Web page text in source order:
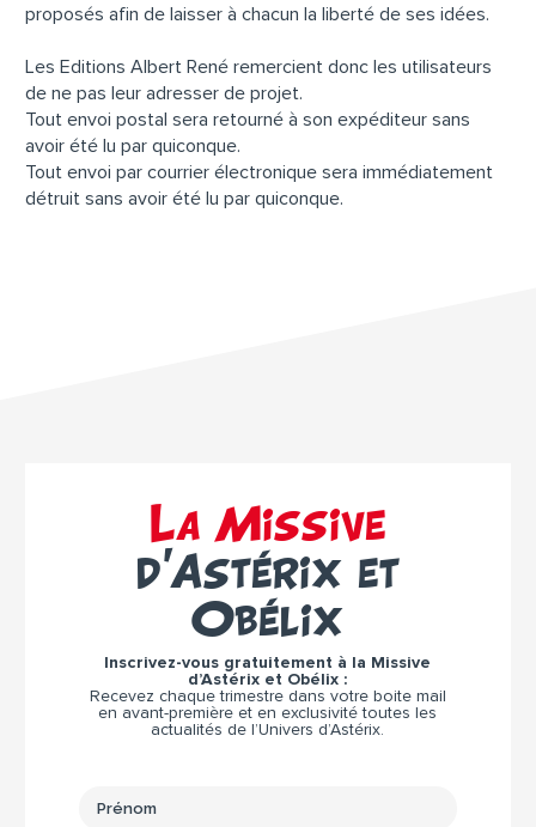
proposés afin de laisser à chacun la liberté de ses idées.
Les Editions Albert René remercient donc les utilisateurs
de ne pas leur adresser de projet.
Tout envoi postal sera retourné à son expéditeur sans
avoir été lu par quiconque.
Tout envoi par courrier électronique sera immédiatement
détruit sans avoir été lu par quiconque.
La Missive
d’Astérix et
Obélix
Inscrivez-vous gratuitement à la Missive
d’Astérix et Obélix :
Recevez chaque trimestre dans votre boite mail
en avant-première et en exclusivité toutes les
actualités de l’Univers d’Astérix.